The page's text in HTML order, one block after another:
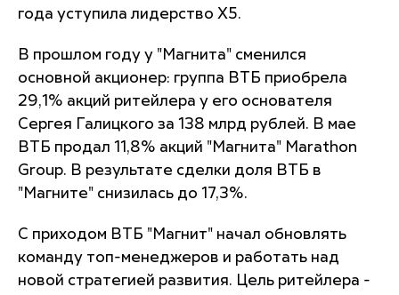
года уступила лидерство X5.
В прошлом году у "Магнита" сменился
основной акционер: группа ВТБ приобрела
29,1% акций ритейлера у его основателя
Сергея Галицкого за 138 млрд рублей. В мае
ВТБ продал 11,8% акций "Магнита" Marathon
Group. В результате сделки доля ВТБ в
"Магните" снизилась до 17,3%.
С приходом ВТБ "Магнит" начал обновлять
команду топ-менеджеров и работать над
новой стратегией развития. Цель ритейлера -